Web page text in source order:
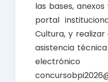
las bases,
portal
Cultura, y
asistencia
electrónico